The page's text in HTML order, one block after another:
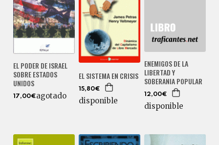
EL PODER DE ISRAEL
SOBRE ESTADOS
UNIDOS
17,00€agotado
EL SISTEMA EN CRISIS
15,80€
disponible
ENEMIGOS DE LA
LIBERTAD Y
SOBERANIA POPULAR
12,00€
disponible